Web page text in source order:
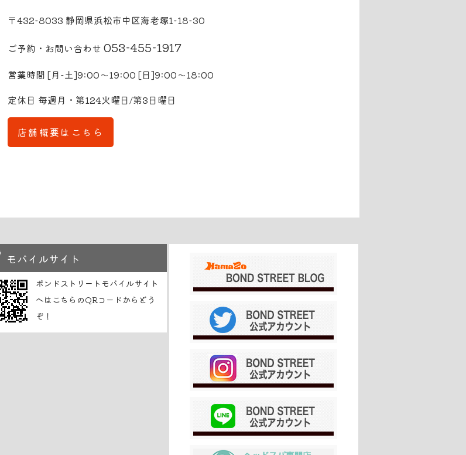
〒432-8033 静岡県浜松市中区海老塚1-18-30
ご予約・お問い合わせ 053-455-1917
営業時間 [月-土]9:00～19:00 [日]9:00～18:00
定休日 毎週月・第124火曜日/第3日曜日
店舗概要はこちら
モバイルサイト
ボンドストリートモバイルサイト
へはこちらのQRコードからどう
ぞ！